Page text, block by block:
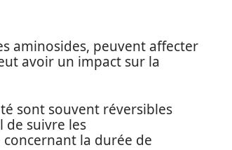
aminosides, peuvent affecter
avoir un impact sur la
sont souvent réversibles
de suivre les
la durée de